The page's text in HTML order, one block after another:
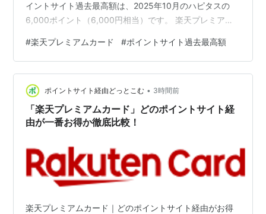
イントサイト過去最高額は、2025年10月のハピタスの
6,000ポイント（6,000円相当）です。 楽天プレミアム
ポイントサイト 過去最高額 現在還元率 楽天プレミアム
カード ハピタス +6,000円 +6,000円 楽天プレミアムカ
ード モッピー ― ― 楽天プレミアムカード GMOポイ活
+2,800円 ― 楽天プレミアムカード 楽天リーベイツ ―
― 楽天プレミアムカード ポイントイ…
#楽天プレミアムカード #ポイントサイト過去最高額
ポイントサイト経由どっとこむ • 3時間前
「楽天プレミアムカード」どのポイントサイト経
由が一番お得か徹底比較！
楽天プレミアムカード｜どのポイントサイト経由がお得